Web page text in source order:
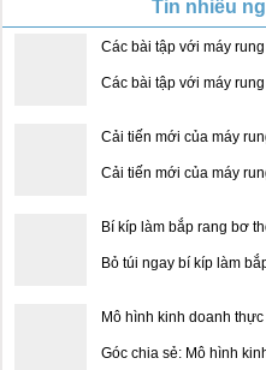
Tin nhiều
Các bài tập với máy
Các bài tập với máy
Cải tiến mới của máy
Cải tiến mới của máy
Bí kíp làm bắp rang bơ
Bỏ túi ngay bí kíp làm
Mô hình kinh doanh
Góc chia sẻ: Mô hình